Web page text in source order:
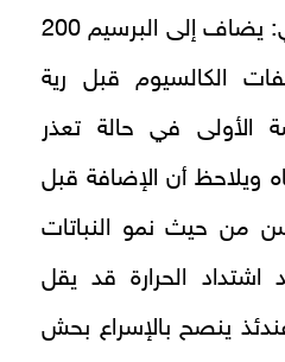
ج- التسميد الفوسفاتي: يضاف إلى البرسيم 200
الكالسيوم قبل رية
الأولى في حالة تعذر
ويلاحظ أن الإضافة قبل
من حيث نمو النباتات
الحرارة قد يقل
ينصح بالإسراع بحش